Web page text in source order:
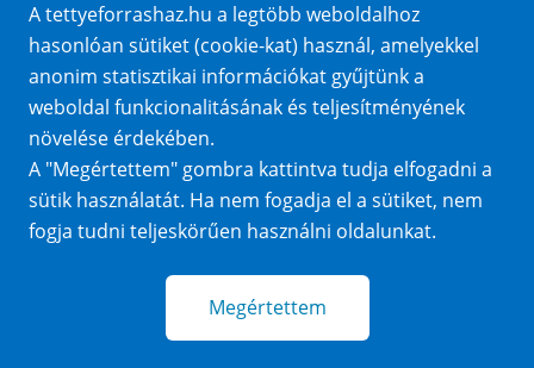
Impresszum
Sütik
Adatvédelem
Közérdekű adatok
A tettyeforrashaz.hu a legtöbb weboldalhoz
hasonlóan sütiket (cookie-kat) használ, amelyekkel
anonim statisztikai információkat gyűjtünk a
weboldal funkcionalitásának és teljesítményének
növelése érdekében.
A "Megértettem" gombra kattintva tudja elfogadni a
sütik használatát. Ha nem fogadja el a sütiket, nem
fogja tudni teljeskörűen használni oldalunkat.
Megértettem